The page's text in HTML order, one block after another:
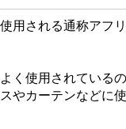
用される通称アフ
く使用されているの
やカーテンなどに